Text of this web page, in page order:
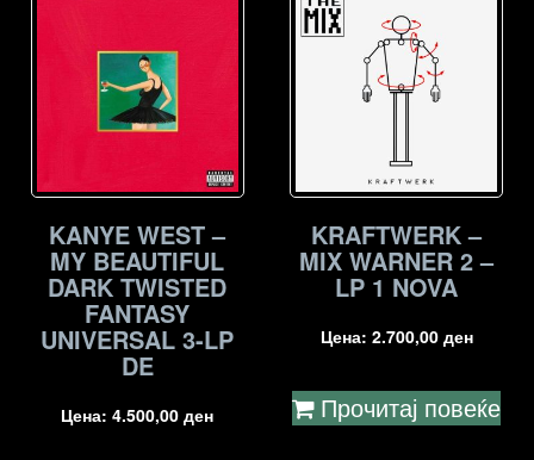
KANYE WEST –
MY BEAUTIFUL
DARK TWISTED
FANTASY
UNIVERSAL 3-LP
DE
Цена:4.500,00ден
KRAFTWERK –
MIX WARNER 2 –
LP 1 NOVA
Цена: 2.700,00 ден
Прочитај повеќе